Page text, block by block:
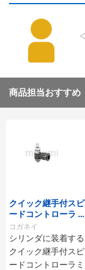
商品担当おすすめ
クイック継手付スピ
ードコントローラ ス
タンダードタイプ S
C□-M・SS□-Mシ
リーズ
コガネイ
シリンダに装着する
クイック継手付スピ
ードコントローラミ